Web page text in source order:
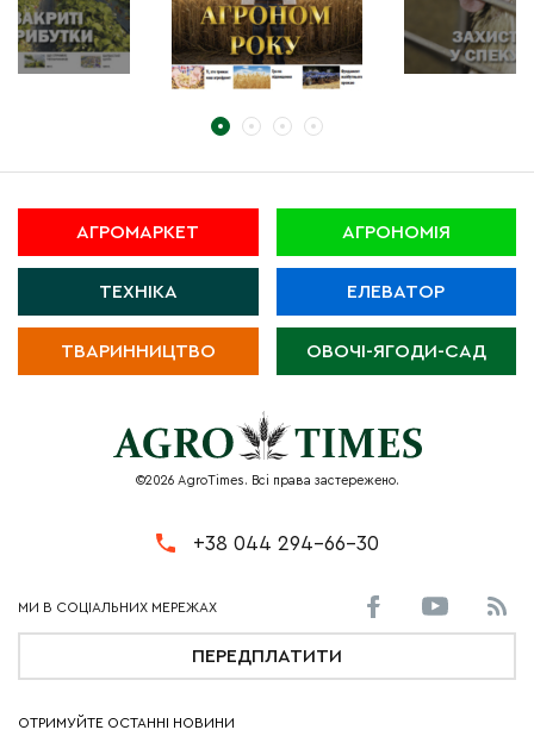
АГРОМАРКЕТ АГРОНОМІЯ
ТЕХНІКА ЕЛЕВАТОР
ТВАРИННИЦТВО ОВОЧІ-ЯГОДИ-САД
©2026 AgroTimes. Всі права застережено.
+38 044 294-66-30
ПЕРЕДПЛАТИТИ
ОТРИМУЙТЕ ОСТАННІ НОВИНИ